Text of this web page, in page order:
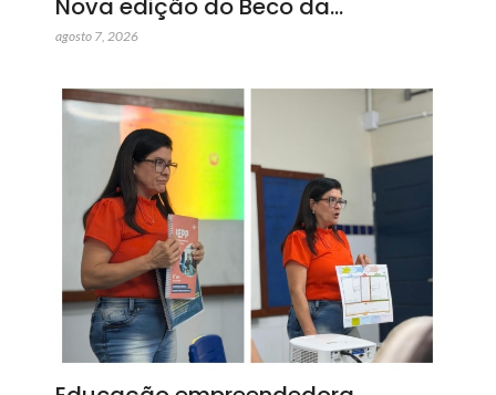
Nova edição do Beco da…
agosto 7, 2026